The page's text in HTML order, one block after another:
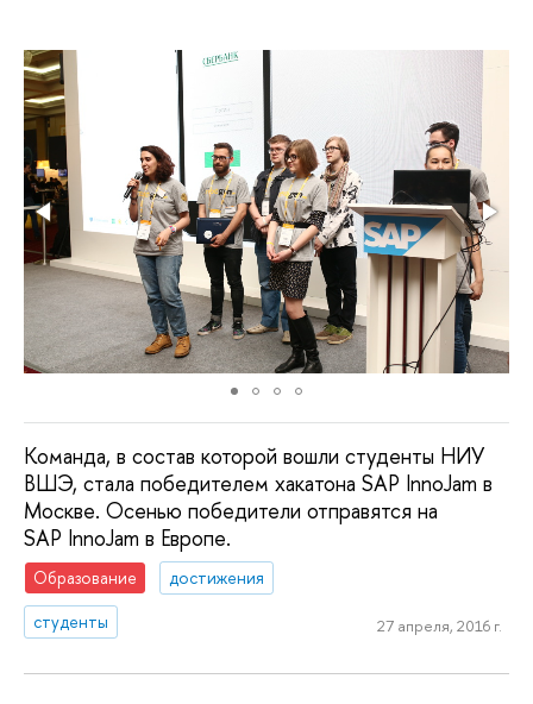
Команда, в состав которой вошли студенты НИУ
ВШЭ, стала победителем хакатона SAP InnoJam в
Москве. Осенью победители отправятся на
SAP InnoJam в Европе.
Образование
достижения
студенты
27 апреля, 2016 г.